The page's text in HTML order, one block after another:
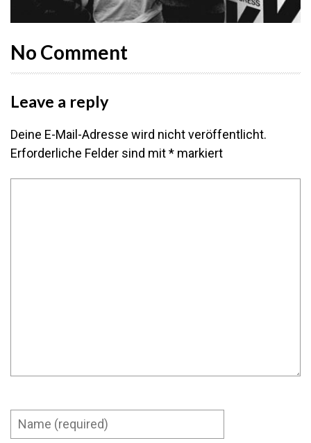
No Comment
Leave a reply
Deine E-Mail-Adresse wird nicht veröffentlicht.
Erforderliche Felder sind mit* markiert